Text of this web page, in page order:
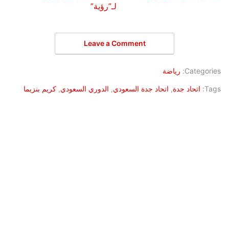
لـ”رؤية”
Leave a Comment
Categories: رياضة
Tags: اتحاد جدة, اتحاد جدة السعودي, الدوري السعودي, كريم بنزيما